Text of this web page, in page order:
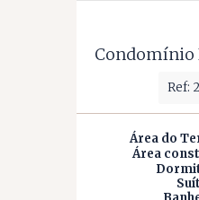
Condomínio
Ref:
Área do
Área